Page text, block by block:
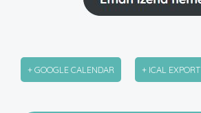
+ GOOGLE CALENDAR + ICAL EXPORT